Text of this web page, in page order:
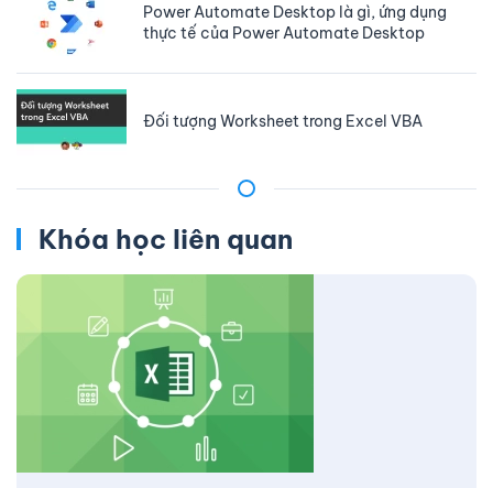
Power Automate Desktop là gì, ứng dụng
thực tế của Power Automate Desktop
Đối tượng Worksheet trong Excel VBA
Khóa học liên quan